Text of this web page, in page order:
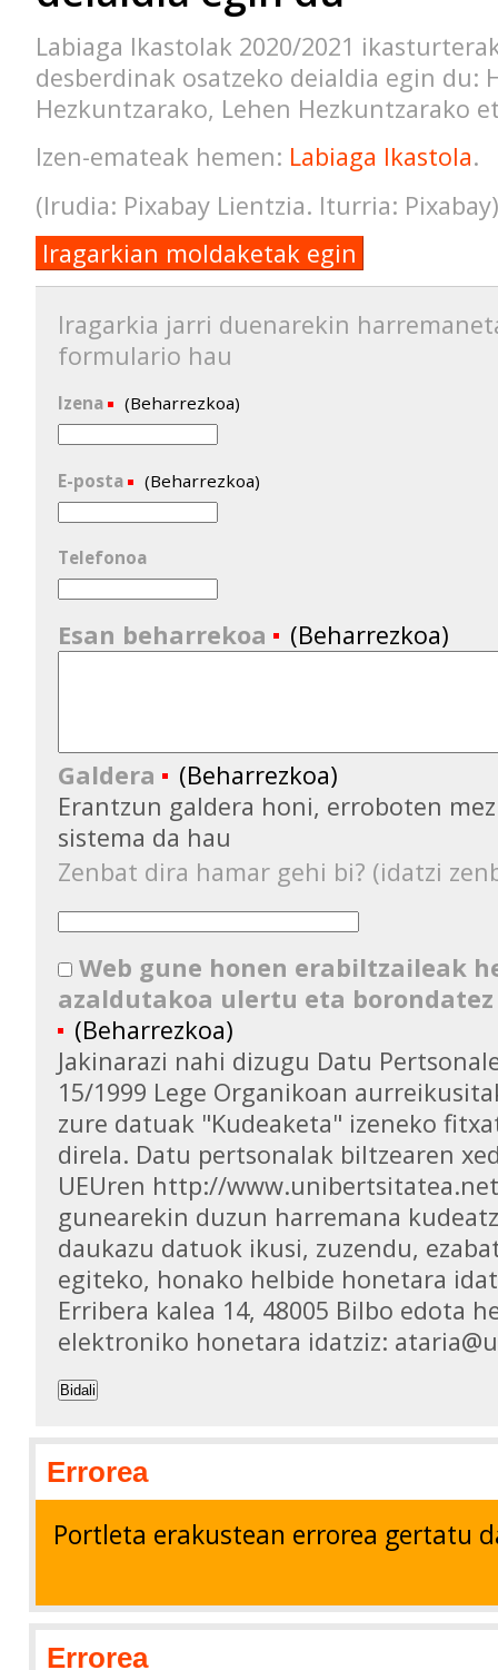
Labiaga Ikastolak 2020/2021
desberdinak osatzeko deialdia egin du:
Hezkuntzarako, Lehen Hezkuntzarako
Izen-emateak hemen: Labiaga Ikastola.
(Irudia: Pixabay Lientzia. Iturria: Pixabay)
Iragarkian moldaketak egin
Iragarkia jarri duenarekin
formulario hau
Izena (Beharrezkoa)
E-posta (Beharrezkoa)
Telefonoa
Esan beharrekoa (Beharrezkoa)
Galdera
(Beharrezkoa)
Erantzun galdera honi, erroboten
sistema da hau
Zenbat dira hamar gehi bi? (idatzi
Web gune honen erabiltzaileak
azaldutakoa ulertu eta
(Beharrezkoa)
Jakinarazi nahi dizugu Datu
15/1999 Lege Organikoan
zure datuak "Kudeaketa" izeneko
direla. Datu pertsonalak biltzearen
UEUren http://
gunearekin duzun harremana
daukazu datuok ikusi, zuzendu,
egiteko, honako helbide honetara
Erribera kalea 14, 48005 Bilbo edota
elektroniko honetara idatziz:
Bidali
Errorea
Portleta erakustean errorea gertatu
Errorea